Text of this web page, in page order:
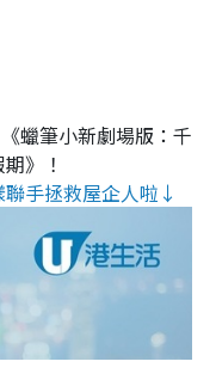
蠟筆小新劇場版：千
》！
手拯救屋企人啦↓